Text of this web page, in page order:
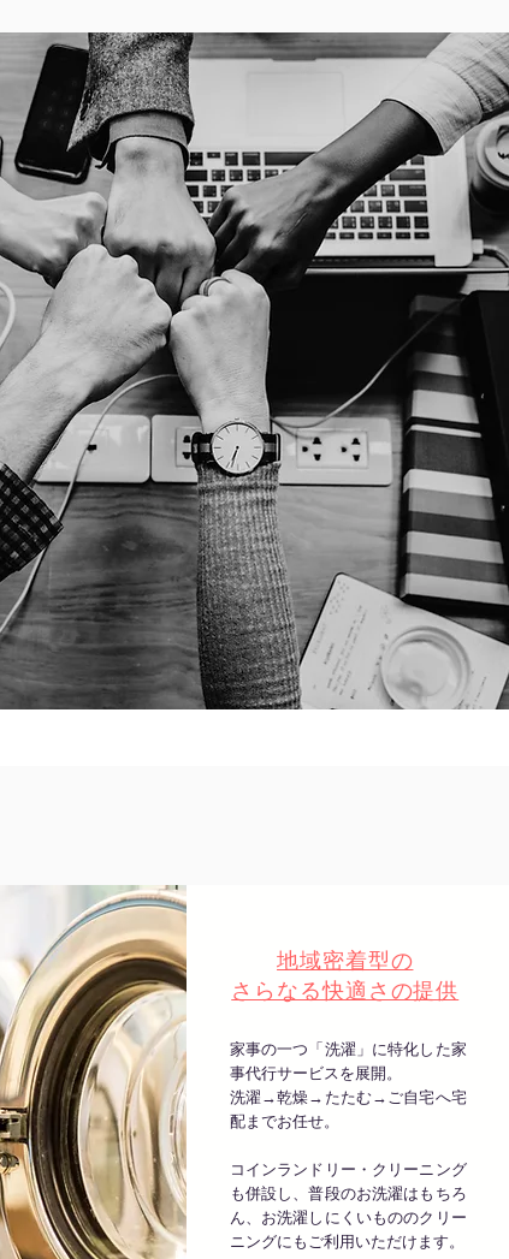
地域密着型の
さらなる快適さの提供
家事の一つ「洗濯」に特化した家
事代行サービスを展開。
洗濯→乾燥→たたむ→ご自宅へ宅
配までお任せ。
コインランドリー・クリーニング
も併設し、普段のお洗濯はもちろ
ん、お洗濯しにくいもののクリー
ニングにもご利用いただけます。